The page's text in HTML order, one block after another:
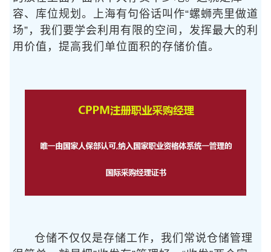
容、库位规划。上海有句俗话叫作“螺蛳壳里做道
场”，我们要学会利用有限的空间，发挥最大的利
用价值，提高我们单位面积的存储价值。
仓储不仅仅是存储工作，我们常说仓储管理